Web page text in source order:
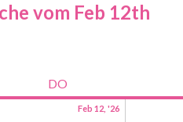
vom Feb 12th
DO
Feb 12, '26